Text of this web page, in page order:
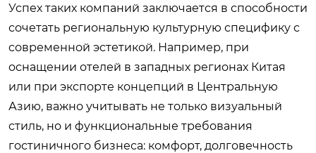
Успех таких компаний заключается в способности
сочетать региональную культурную специфику с
современной эстетикой. Например, при
оснащении отелей в западных регионах Китая
или при экспорте концепций в Центральную
Азию, важно учитывать не только визуальный
стиль, но и функциональные требования
гостиничного бизнеса: комфорт, долговечность